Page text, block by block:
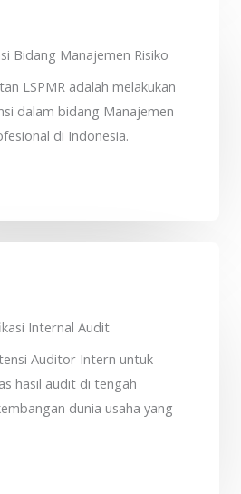
Bidang Manajemen Risiko
LSPMR adalah melakukan
dalam bidang Manajemen
di Indonesia.
Internal Audit
Auditor Intern untuk
hasil audit di tengah
dunia usaha yang